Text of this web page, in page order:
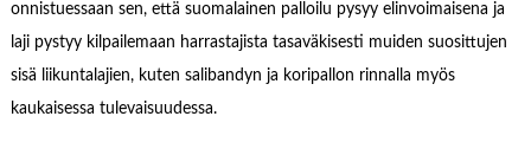
onnistuessaan sen, että suomalainen palloilu pysyy elinvoimaisena ja
laji pystyy kilpailemaan harrastajista tasaväkisesti muiden suosittujen
sisä liikuntalajien, kuten salibandyn ja koripallon rinnalla myös
kaukaisessa tulevaisuudessa.